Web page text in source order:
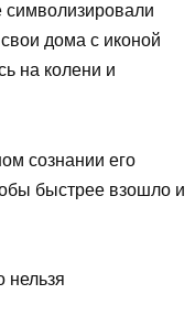
символизировали
дома с иконой
на колени и
сознании его
быстрее взошло и